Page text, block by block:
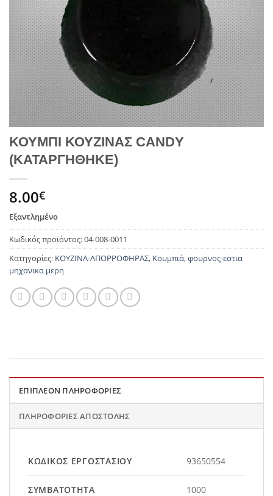
ΚΟΥΜΠΙ ΚΟΥΖΙΝΑΣ CANDY
(ΚΑΤΑΡΓΗΘΗΚΕ)
8.00€
Εξαντλημένο
Κωδικός προϊόντος:04-008-0011
Κατηγορίες: ΚΟΥΖΙΝΑ-ΑΠΟΡΡΟΦΗΡΑΣ, Κουμπιά,φουρνος-εστια
μηχανικα μερη
ΕΠΙΠΛΈΟΝ ΠΛΗΡΟΦΟΡΊΕΣ
ΠΛΗΡΟΦΟΡΊΕΣ ΑΠΟΣΤΟΛΉΣ
ΚΩΔΙΚΌΣ ΕΡΓΟΣΤΑΣΊΟΥ 93650554
ΣΥΜΒΑΤΌΤΗΤΑ 1000